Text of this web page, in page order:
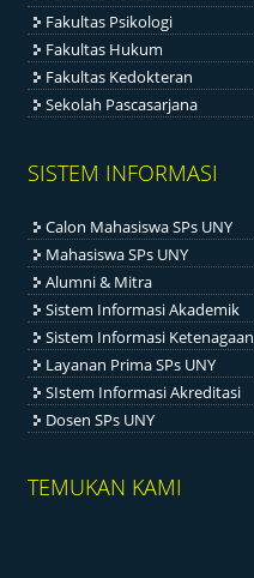
Fakultas Psikologi
Fakultas Hukum
Fakultas Kedokteran
Sekolah Pascasarjana
SISTEM INFORMASI
Calon Mahasiswa SPs UNY
Mahasiswa SPs UNY
Alumni & Mitra
Sistem Informasi Akademik
Sistem Informasi Ketenagaan
Layanan Prima SPs UNY
SIstem Informasi Akreditasi
Dosen SPs UNY
TEMUKAN KAMI